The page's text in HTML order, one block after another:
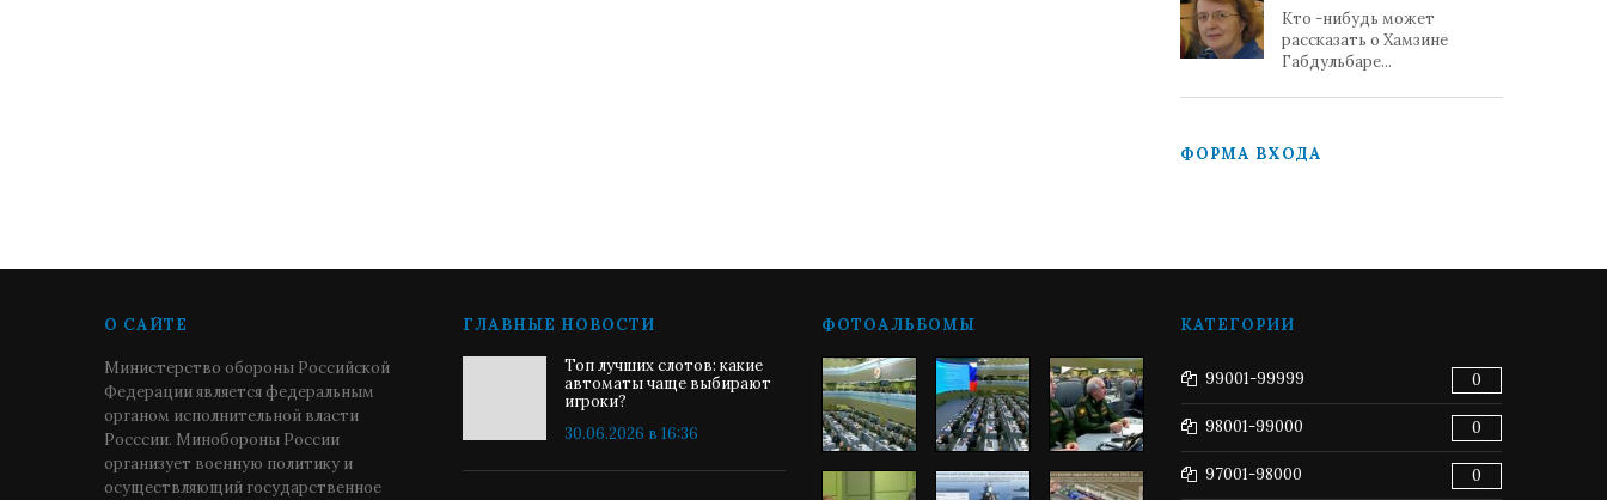
Кто -нибудь может
рассказать о Хамзине
Габдульбаре...
ФОРМА ВХОДА
О САЙТЕ
Министерство обороны Российской
Федерации является федеральным
органом исполнительной власти
Росссии. Минобороны России
организует военную политику и
осуществляющий государственное
ГЛАВНЫЕ НОВОСТИ
Топ лучших слотов: какие
автоматы чаще выбирают
игроки?
30.06.2026 в 16:36
ФОТОАЛЬБОМЫ КАТЕГОРИИ
99001-99999 0
98001-99000 0
97001-98000 0